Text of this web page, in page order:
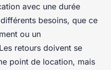
avec une durée
besoins, que ce
ou un
retours doivent se
point de location, mais